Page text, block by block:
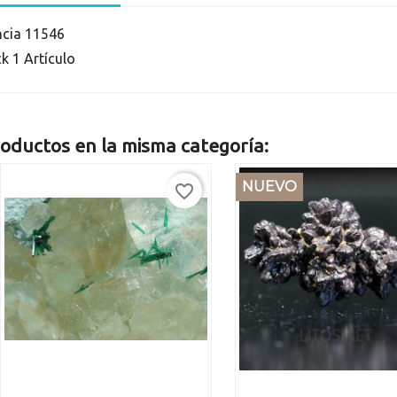
11546
1 Artículo
en la misma categoría:
favorite_border NUEVO